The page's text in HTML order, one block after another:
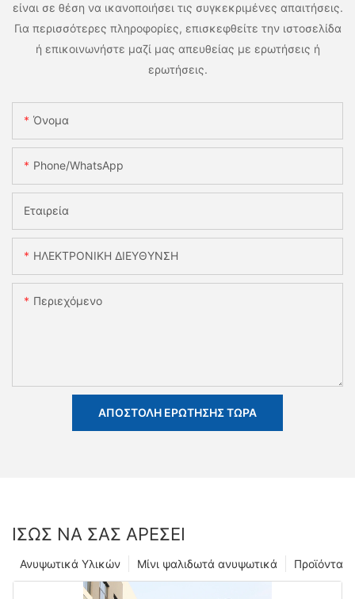
είναι σε θέση να ικανοποιήσει τις συγκεκριμένες απαιτήσεις.
Για περισσότερες πληροφορίες, επισκεφθείτε την ιστοσελίδα
ή επικοινωνήστε μαζί μας απευθείας με ερωτήσεις ή
ερωτήσεις.
Όνομα
Phone/whatsApp
Εταιρεία
ΗΛΕΚΤΡΟΝΙΚΗ ΔΙΕΥΘΥΝΣΗ
Περιεχόμενο
ΑΠΟΣΤΟΛΉ ΕΡΏΤΗΣΗΣ ΤΏΡΑ
ΊΣΩΣ ΝΑ ΣΑΣ ΑΡΈΣΕΙ
Προϊόντα
Μίνι ψαλιδωτά ανυψωτικά
Ανυψωτικά Υλικών